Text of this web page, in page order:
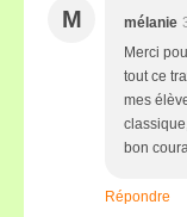
M mélanie
Merci
tout ce
mes
bon
Répondre